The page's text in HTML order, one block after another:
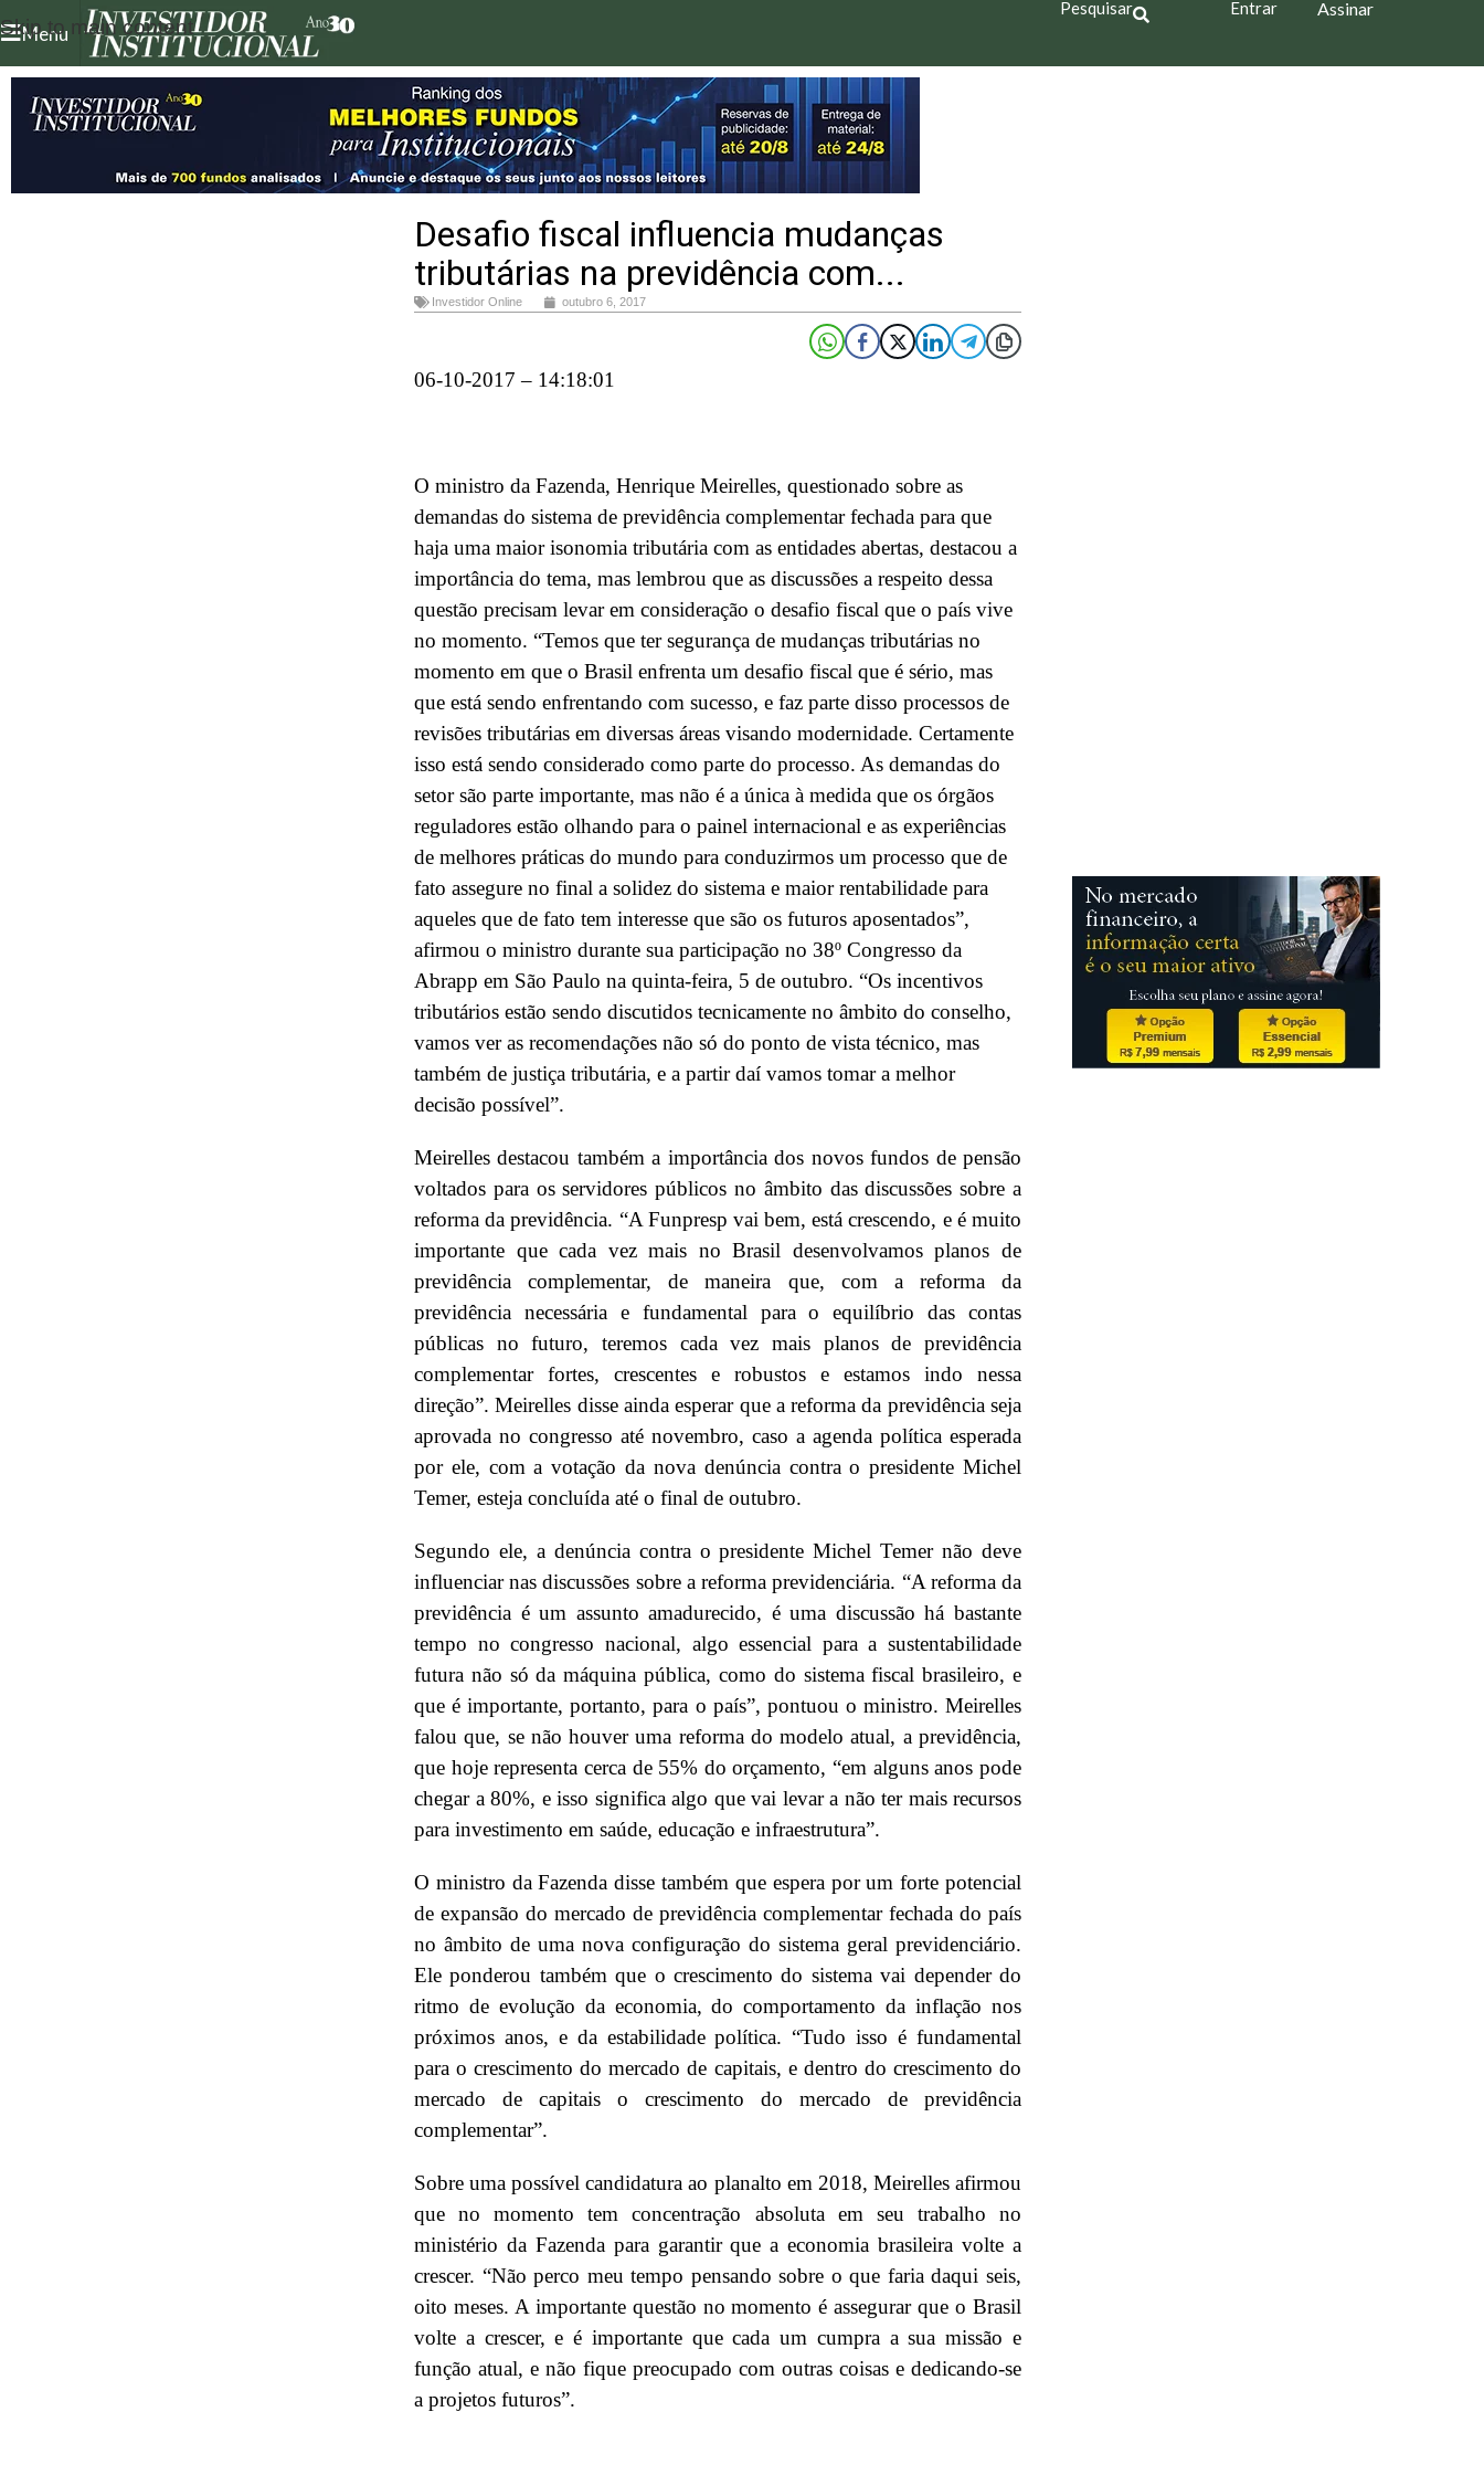
Skip to main content
Menu
Pesquisar Entrar Assinar
Desafio fiscal influencia mudanças
tributárias na previdência com...
Investidor Online outubro 6, 2017
06-10-2017 – 14:18:01
O ministro da Fazenda, Henrique Meirelles, questionado sobre as
demandas do sistema de previdência complementar fechada para que
haja uma maior isonomia tributária com as entidades abertas, destacou a
importância do tema, mas lembrou que as discussões a respeito dessa
questão precisam levar em consideração o desafio fiscal que o país vive
no momento. “Temos que ter segurança de mudanças tributárias no
momento em que o Brasil enfrenta um desafio fiscal que é sério, mas
que está sendo enfrentando com sucesso, e faz parte disso processos de
revisões tributárias em diversas áreas visando modernidade. Certamente
isso está sendo considerado como parte do processo. As demandas do
setor são parte importante, mas não é a única à medida que os órgãos
reguladores estão olhando para o painel internacional e as experiências
de melhores práticas do mundo para conduzirmos um processo que de
fato assegure no final a solidez do sistema e maior rentabilidade para
aqueles que de fato tem interesse que são os futuros aposentados”,
afirmou o ministro durante sua participação no 38º Congresso da
Abrapp em São Paulo na quinta-feira, 5 de outubro. “Os incentivos
tributários estão sendo discutidos tecnicamente no âmbito do conselho,
vamos ver as recomendações não só do ponto de vista técnico, mas
também de justiça tributária, e a partir daí vamos tomar a melhor
decisão possível”.
Meirelles destacou também a importância dos novos fundos de pensão
voltados para os servidores públicos no âmbito das discussões sobre a
reforma da previdência. “A Funpresp vai bem, está crescendo, e é muito
importante que cada vez mais no Brasil desenvolvamos planos de
previdência complementar, de maneira que, com a reforma da
previdência necessária e fundamental para o equilíbrio das contas
públicas no futuro, teremos cada vez mais planos de previdência
complementar fortes, crescentes e robustos e estamos indo nessa
direção”. Meirelles disse ainda esperar que a reforma da previdência seja
aprovada no congresso até novembro, caso a agenda política esperada
por ele, com a votação da nova denúncia contra o presidente Michel
Temer, esteja concluída até o final de outubro.
Segundo ele, a denúncia contra o presidente Michel Temer não deve
influenciar nas discussões sobre a reforma previdenciária. “A reforma da
previdência é um assunto amadurecido, é uma discussão há bastante
tempo no congresso nacional, algo essencial para a sustentabilidade
futura não só da máquina pública, como do sistema fiscal brasileiro, e
que é importante, portanto, para o país”, pontuou o ministro. Meirelles
falou que, se não houver uma reforma do modelo atual, a previdência,
que hoje representa cerca de 55% do orçamento, “em alguns anos pode
chegar a 80%, e isso significa algo que vai levar a não ter mais recursos
para investimento em saúde, educação e infraestrutura”.
O ministro da Fazenda disse também que espera por um forte potencial
de expansão do mercado de previdência complementar fechada do país
no âmbito de uma nova configuração do sistema geral previdenciário.
Ele ponderou também que o crescimento do sistema vai depender do
ritmo de evolução da economia, do comportamento da inflação nos
próximos anos, e da estabilidade política. “Tudo isso é fundamental
para o crescimento do mercado de capitais, e dentro do crescimento do
mercado de capitais o crescimento do mercado de previdência
complementar”.
Sobre uma possível candidatura ao planalto em 2018, Meirelles afirmou
que no momento tem concentração absoluta em seu trabalho no
ministério da Fazenda para garantir que a economia brasileira volte a
crescer. “Não perco meu tempo pensando sobre o que faria daqui seis,
oito meses. A importante questão no momento é assegurar que o Brasil
volte a crescer, e é importante que cada um cumpra a sua missão e
função atual, e não fique preocupado com outras coisas e dedicando-se
a projetos futuros”.